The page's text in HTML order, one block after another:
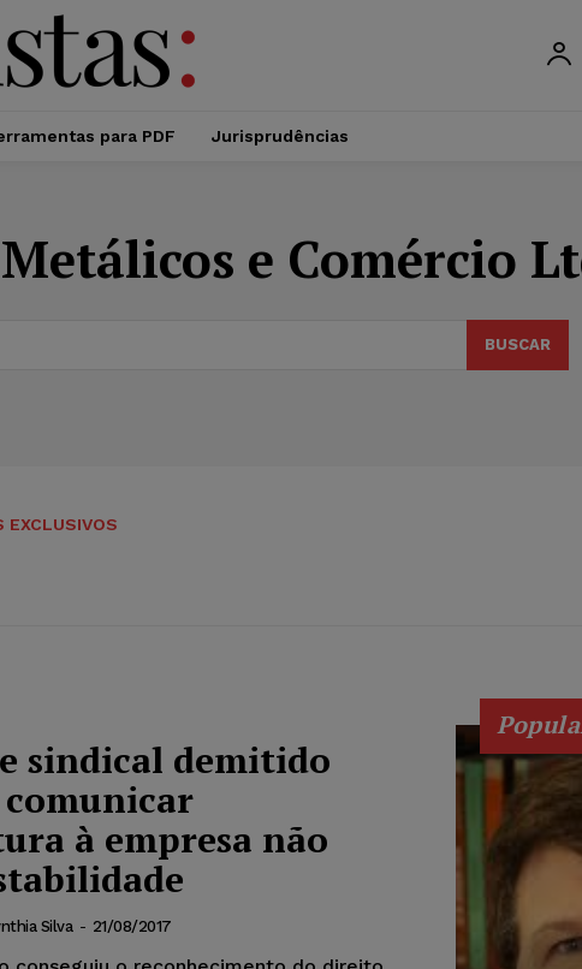
para PDF Jurisprudências
e Comércio
BUSCAR
EXCLUSIVOS
sindical demitido
comunicar
à empresa não
Silva - 21/08/2017